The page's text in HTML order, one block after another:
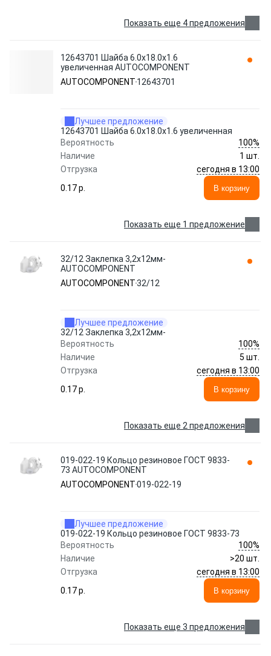
Показать еще 4 предложения
12643701 Шайба 6.0х18.0х1.6
увеличенная AUTOCOMPONENT
AUTOCOMPONENT 12643701
Лучшее предложение
12643701 Шайба 6.0х18.0х1.6 увеличенная
Вероятность
100%
Наличие
1 шт.
Отгрузка
сегодня в 13:00
0.17 p.
В корзину
Показать еще 1 предложение
32/12 Заклепка 3,2x12мм-
AUTOCOMPONENT
AUTOCOMPONENT32/12
Лучшее предложение
32/12 Заклепка 3,2x12мм-
Вероятность
100%
Наличие
5 шт.
Отгрузка
сегодня в 13:00
0.17 p.
В корзину
Показать еще 2 предложения
019-022-19 Кольцо резиновое ГОСТ 9833-
73 AUTOCOMPONENT
AUTOCOMPONENT019-022-19
Лучшее предложение
019-022-19 Кольцо резиновое ГОСТ 9833-73
Вероятность
100%
Наличие
>20 шт.
Отгрузка
сегодня в 13:00
0.17 p.
В корзину
Показать еще 3 предложения